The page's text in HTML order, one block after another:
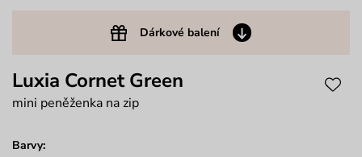
Dárkové balení
Luxia Cornet Green
mini peněženka na zip
Barvy: